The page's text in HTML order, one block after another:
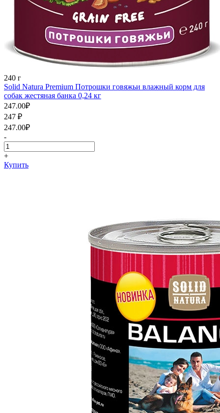
240 г
Solid Natura Premium Потрошки говяжьи влажный корм для
собак жестяная банка 0,24 кг
247.00₽
247 ₽
247.00₽
-
+
Купить